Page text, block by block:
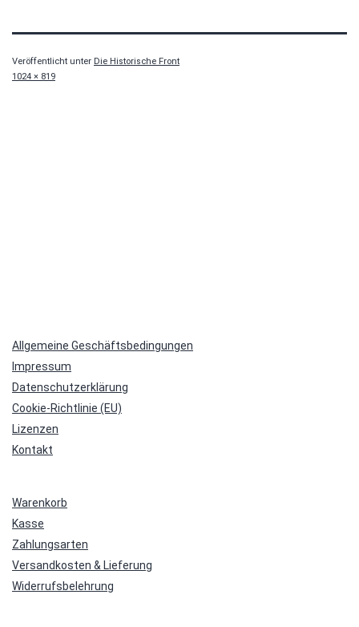
Veröffentlicht unter Die Historische Front
Originalgröße
1024 × 819
Allgemeine Geschäftsbedingungen
Impressum
Datenschutzerklärung
Cookie-Richtlinie (EU)
Lizenzen
Kontakt
Warenkorb
Kasse
Zahlungsarten
Versandkosten & Lieferung
Widerrufsbelehrung